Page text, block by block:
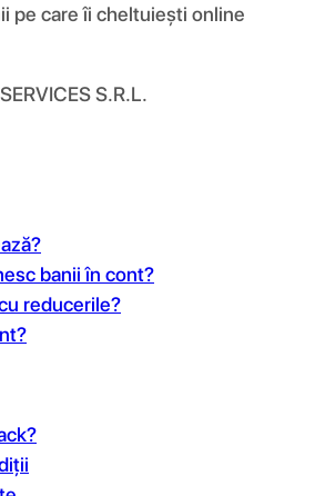
pe care îi cheltuiești online
S.R.L.
banii în cont?
reducerile?